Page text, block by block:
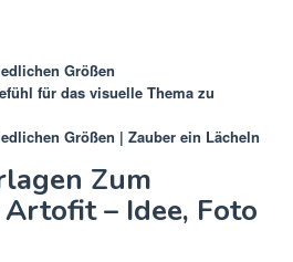
Größen
für das visuelle Thema zu
Größen | Zauber ein Lächeln
Zum
– Idee, Foto